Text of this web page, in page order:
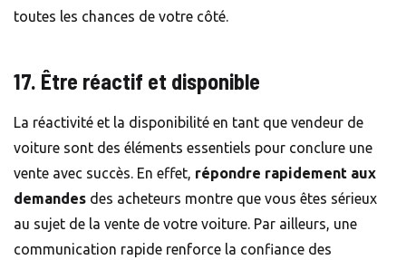
toutes les chances de votre côté.
17. Être réactif et disponible
La réactivité et la disponibilité en tant que vendeur de
voiture sont des éléments essentiels pour conclure une
vente avec succès. En effet, répondre rapidement aux
demandes des acheteurs montre que vous êtes sérieux
au sujet de la vente de votre voiture. Par ailleurs, une
communication rapide renforce la confiance des